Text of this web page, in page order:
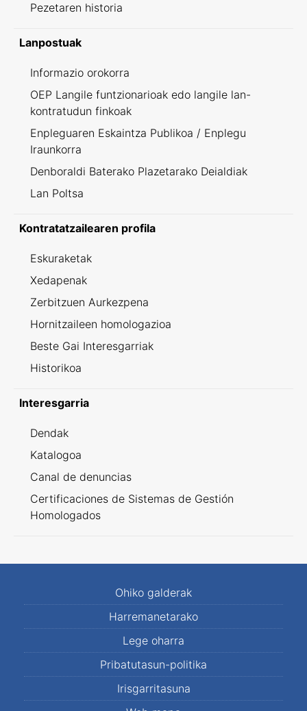
Pezetaren historia
Lanpostuak
Informazio orokorra
OEP Langile funtzionarioak edo langile lan-
kontratudun finkoak
Enpleguaren Eskaintza Publikoa / Enplegu
Iraunkorra
Denboraldi Baterako Plazetarako Deialdiak
Lan Poltsa
Kontratatzailearen profila
Eskuraketak
Xedapenak
Zerbitzuen Aurkezpena
Hornitzaileen homologazioa
Beste Gai Interesgarriak
Historikoa
Interesgarria
Dendak
Katalogoa
Canal de denuncias
Certificaciones de Sistemas de Gestión
Homologados
Ohiko galderak
Harremanetarako
Lege oharra
Pribatutasun-politika
Irisgarritasuna